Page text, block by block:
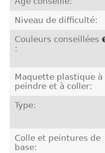
Niveau de difficulté:
Couleurs conseillées
:
Maquette plastique à
peindre et à coller:
Type:
Colle et peintures de
base: